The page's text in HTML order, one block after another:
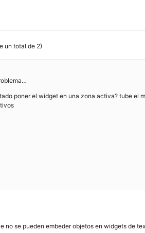
un total de 2)
poner el widget en una zona activa? tube el
no se pueden embeder objetos en widgets de